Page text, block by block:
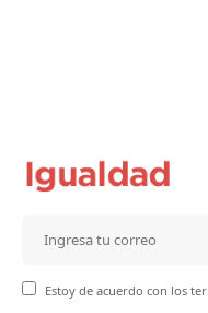
Estoy de acuerdo con los